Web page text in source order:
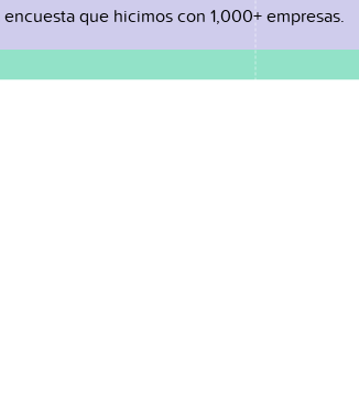
que hicimos con 1,000+ empresas.